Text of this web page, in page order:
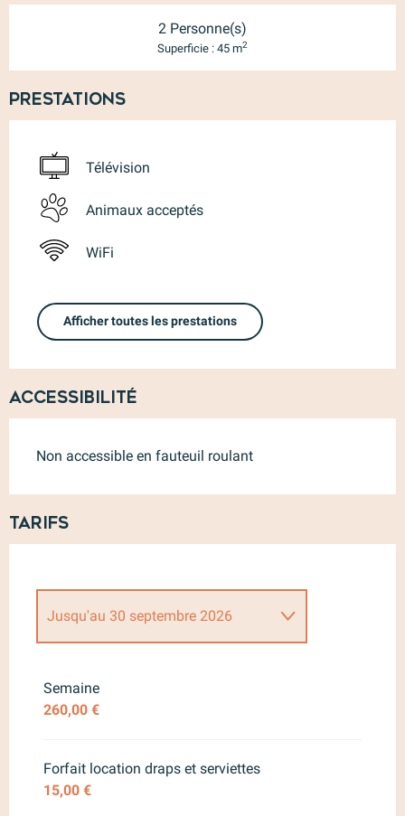
2 Personne(s)
Superficie : 45 m2
Prestations
Télévision
Animaux acceptés
WiFi
Afficher toutes les prestations
Accessibilité
Non accessible en fauteuil roulant
Tarifs
Jusqu'au 30 septembre 2026
Du1 octobre 2026
Semaine
260,00 €
Forfait location draps et serviettes
15,00 €